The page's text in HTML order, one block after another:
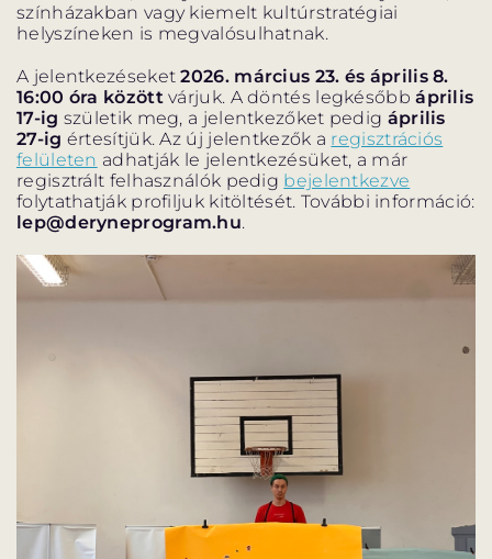
színházakban vagy kiemelt kultúrstratégiai
helyszíneken is megvalósulhatnak.
A jelentkezéseket2026. március 23. és április 8.
16:00 óra között várjuk. A döntés legkésőbbáprilis
17-ig születik meg, a jelentkezőket pedig április
27-ig értesítjük. Az új jelentkezők a regisztrációs
felületen adhatják le jelentkezésüket, a már
regisztrált felhasználók pedig bejelentkezve
folytathatják profiljuk kitöltését. További információ:
lep@deryneprogram.hu.